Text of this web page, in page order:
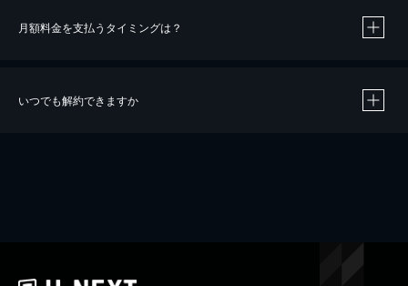
※40％ポイント還元の対象は、クレジットカード決済による作品の購入 / レンタルです。
iOSアプリのUコイン決済による作品の購入 / レンタルは、20％のポイント還元です。
月額料金を支払うタイミングは？
いつでも解約できますか